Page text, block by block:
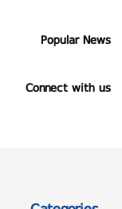
Popular News
Connect with us